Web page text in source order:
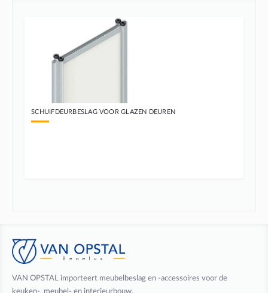
SCHUIFDEURBESLAG VOOR GLAZEN DEUREN
VAN OPSTAL importeert meubelbeslag en -accessoires voor de
keuken-, meubel- en interieurbouw.